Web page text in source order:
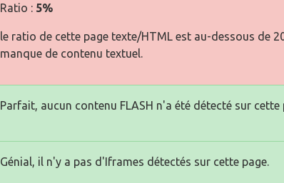
Ratio : 5%
le ratio de cette page texte/HTML est au-dessous de
manque de contenu textuel.
Parfait, aucun contenu FLASH n'a été détecté sur cette
Génial, il n'y a pas d'Iframes détectés sur cette page.